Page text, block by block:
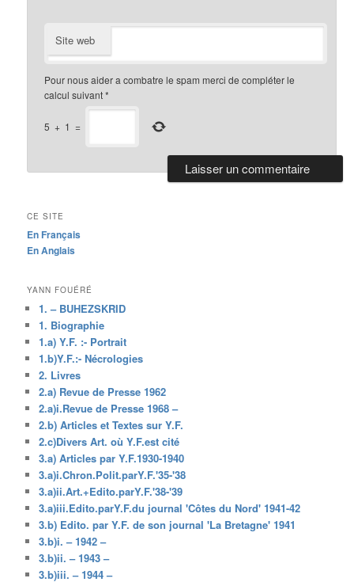
Site web
Pour nous aider a combatre le spam merci de compléter le
calcul suivant*
5 + 1 =
CE SITE
En Français
En Anglais
YANN FOUÉRÉ
1. – BUHEZSKRID
1. Biographie
1.a) Y.F. :- Portrait
1.b)Y.F.:- Nécrologies
2. Livres
2.a) Revue de Presse 1962
2.a)i.Revue de Presse 1968 –
2.b) Articles et Textes sur Y.F.
2.c)Divers Art. où Y.F.est cité
3.a) Articles par Y.F.1930-1940
3.a)i.Chron.Polit.parY.F.'35-'38
3.a)ii.Art.+Edito.parY.F.'38-'39
3.a)iii.Edito.parY.F.du journal 'Côtes du Nord' 1941-42
3.b) Edito. par Y.F. de son journal 'La Bretagne' 1941
3.b)i. – 1942 –
3.b)ii. – 1943 –
3.b)iii. – 1944 –